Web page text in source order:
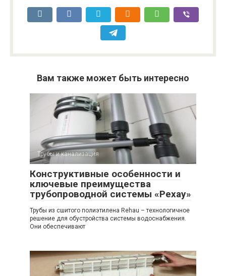
Вам также может быть интересно
Трубы и канализация
Конструктивные особенности и
ключевые преимущества
трубопроводной системы «Рехау»
Трубы из сшитого полиэтилена Rehau – технологичное
решение для обустройства системы водоснабжения.
Они обеспечивают